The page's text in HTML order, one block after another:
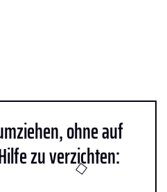
ohne auf
zu verzichten: